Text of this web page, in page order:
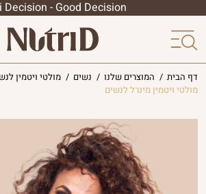
Decision - Good Decision
הסדרה
הליפוזומלית
פטריות
מרפא
דף הבית / המוצרים שלנו / נשים / מולטי ויטמין
מולטי ויטמין מינרל לנשים